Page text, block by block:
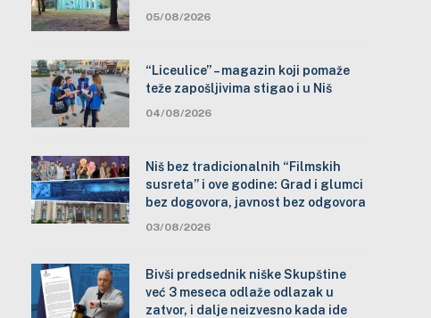
05/08/2026
“Liceulice” – magazin koji pomaže
teže zapošljivima stigao i u Niš
04/08/2026
Niš bez tradicionalnih “Filmskih
susreta” i ove godine: Grad i glumci
bez dogovora, javnost bez odgovora
03/08/2026
Bivši predsednik niške Skupštine
već 3 meseca odlaže odlazak u
zatvor, i dalje neizvesno kada ide